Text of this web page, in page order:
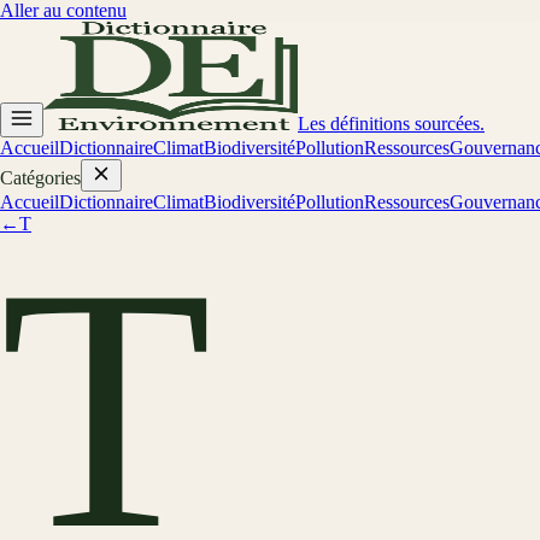
Aller au contenu
Les définitions sourcées.
AccueilDictionnaireClimatBiodiversitéPollutionRessources
Catégories
AccueilDictionnaireClimatBiodiversitéPollutionRessources
←T
T